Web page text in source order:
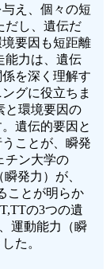
え、個々の短
だし、遺伝だ
要因も短距離
能力は、遺伝
を深く理解す
グに役立ちま
と環境要因の
遺伝的要因と
ことが、瞬発
チン大学の
発力）が、
ことが明らか
の3つの遺
運動能力（瞬
た。